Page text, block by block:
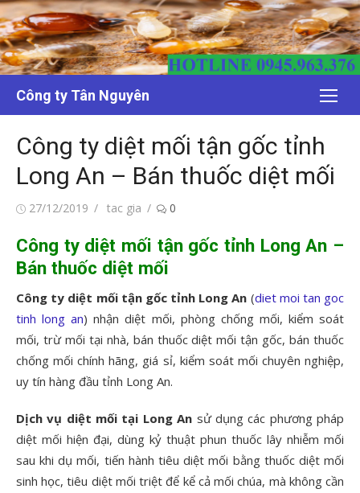
Chuyển
tới
nội
dung
Công ty Tân Nguyên
Công ty diệt mối tận gốc tỉnh
Long An – Bán thuốc diệt mối
Đăng27/12/2019
Tác
tac gia 0
Công ty diệt mối tận gốc tỉnh Long An –
Bán thuốc diệt mối
Công ty diệt mối tận gốc tỉnh Long An (diet moi tan goc
tinh long an) nhận diệt mối, phòng chống mối, kiểm soát
mối, trừ mối tại nhà, bán thuốc diệt mối tận gốc, bán thuốc
chống mối chính hãng, giá sỉ, kiểm soát mối chuyên nghiệp,
uy tín hàng đầu tỉnh Long An.
Dịch vụ diệt mối tại Long An sử dụng các phương pháp
diệt mối hiện đại, dùng kỷ thuật phun thuốc lây nhiễm mối
sau khi dụ mối, tiến hành tiêu diệt mối bằng thuốc diệt mối
sinh học, tiêu diệt mối triệt để kể cả mối chúa, mà không cần